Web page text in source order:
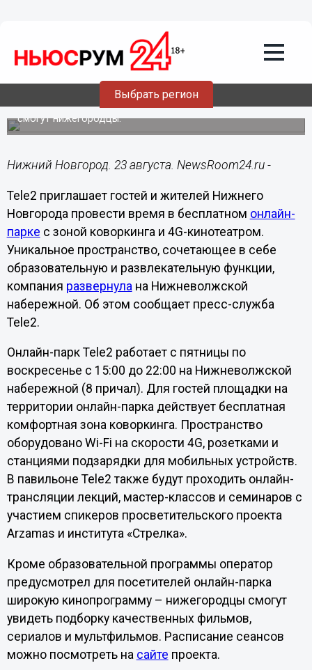
Выбрать регион
23.08.201914:37
Чем бесплатно заняться в выходные?
Посетить экспозиции на ВДНХ, увидеть «Падение
Олимпа» и зажечь на DJ-вечеринке с видом на Стрелку
смогут нижегородцы.
Нижний Новгород. 23 августа. NewsRoom24.ru -
Tele2 приглашает гостей и жителей Нижнего
Новгорода провести время в бесплатном онлайн-
парке с зоной коворкинга и 4G-кинотеатром.
Уникальное пространство, сочетающее в себе
образовательную и развлекательную функции,
компания развернула на Нижневолжской
набережной. Об этом сообщает пресс-служба
Tele2.
Онлайн-парк Tele2 работает с пятницы по
воскресенье с 15:00 до 22:00 на Нижневолжской
набережной (8 причал). Для гостей площадки на
территории онлайн-парка действует бесплатная
комфортная зона коворкинга. Пространство
оборудовано Wi-Fi на скорости 4G, розетками и
станциями подзарядки для мобильных устройств.
В павильоне Tele2 также будут проходить онлайн-
трансляции лекций, мастер-классов и семинаров с
участием спикеров просветительского проекта
Arzamas и института «Стрелка».
Кроме образовательной программы оператор
предусмотрел для посетителей онлайн-парка
широкую кинопрограмму – нижегородцы смогут
увидеть подборку качественных фильмов,
сериалов и мультфильмов. Расписание сеансов
можно посмотреть на сайте проекта.